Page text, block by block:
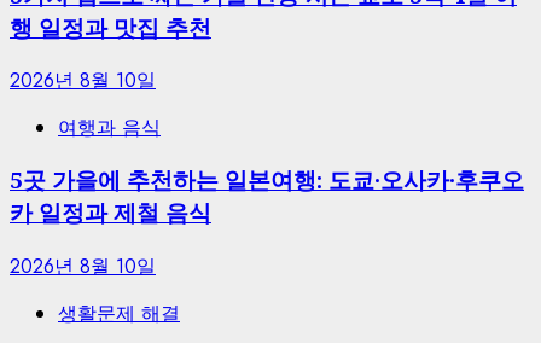
행 일정과 맛집 추천
2026년 8월 10일
여행과 음식
5곳 가을에 추천하는 일본여행: 도쿄·오사카·후쿠오
카 일정과 제철 음식
2026년 8월 10일
생활문제 해결